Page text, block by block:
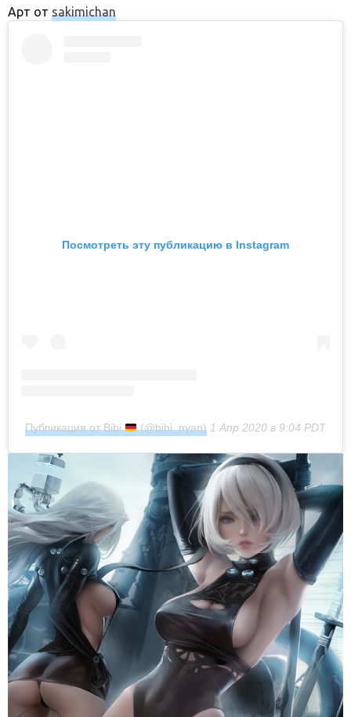
Арт от sakimichan
Посмотреть эту публикацию в Instagram
Публикация от Bibi (@bibi_nyan) 1 Апр 2020 в 9:04 PDT